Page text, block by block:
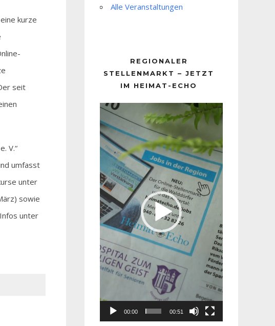
kurze
seit
V.“
umfasst
unter
sowie
unter
Alle Veranstaltungen
REGIONALER
STELLENMARKT – JETZT
IM HEIMAT-ECHO
Player
00:00 00:51